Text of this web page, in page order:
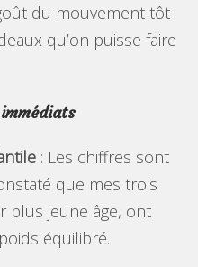
du mouvement tôt
qu’on puisse faire
: Les chiffres sont
que mes trois
plus jeune âge, ont
équilibré.